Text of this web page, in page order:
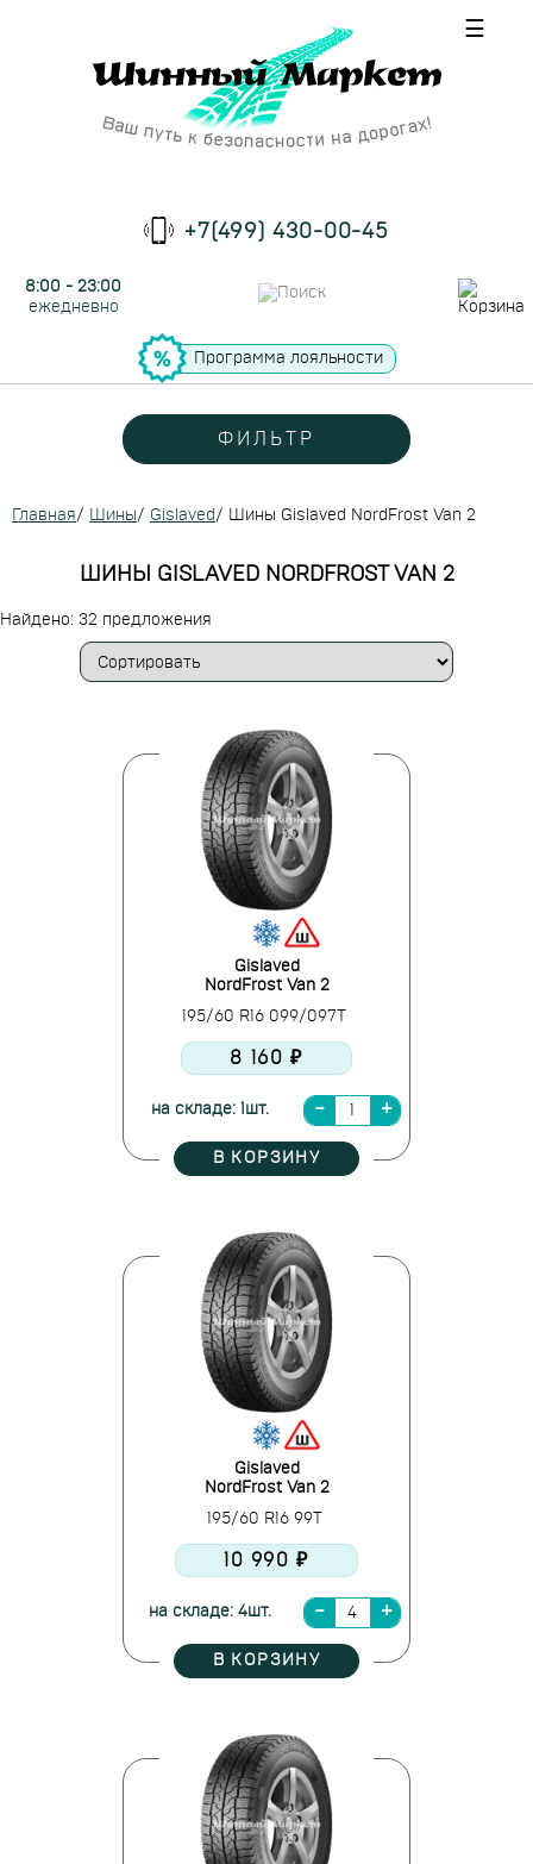
☰
+7(499) 430-00-45
8:00 - 23:00
ежедневно
Программа лояльности
ФИЛЬТР
Главная/ Шины/ Gislaved/ Шины Gislaved NordFrost Van 2
ШИНЫ GISLAVED NORDFROST VAN 2
Найдено: 32 предложения
Gislaved
NordFrost Van 2
195/60 R16 099/097T
8 160 ₽
на складе: 1шт.
В КОРЗИНУ
Gislaved
NordFrost Van 2
195/60 R16 99T
10 990 ₽
на складе: 4шт.
В КОРЗИНУ